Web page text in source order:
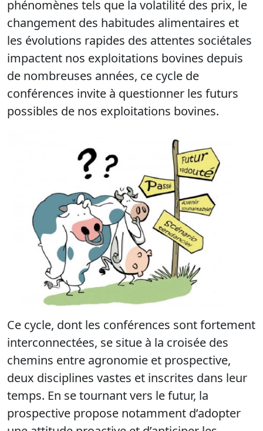
phénomènes tels que la volatilité des prix, le
changement des habitudes alimentaires et
les évolutions rapides des attentes sociétales
impactent nos exploitations bovines depuis
de nombreuses années, ce cycle de
conférences invite à questionner les futurs
possibles de nos exploitations bovines.
Ce cycle, dont les conférences sont fortement
interconnectées, se situe à la croisée des
chemins entre agronomie et prospective,
deux disciplines vastes et inscrites dans leur
temps. En se tournant vers le futur, la
prospective propose notamment d’adopter